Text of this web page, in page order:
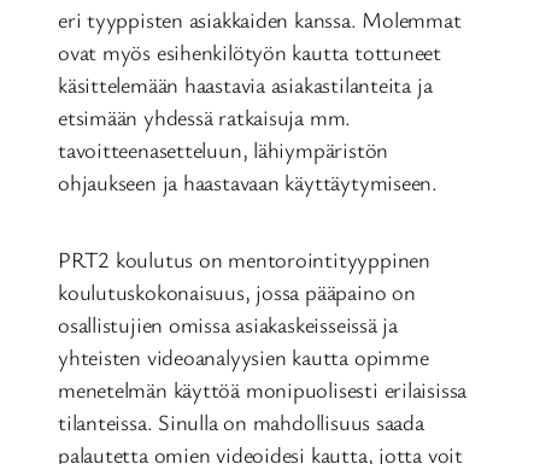
eri tyyppisten asiakkaiden kanssa. Molemmat
ovat myös esihenkilötyön kautta tottuneet
käsittelemään haastavia asiakastilanteita ja
etsimään yhdessä ratkaisuja mm.
tavoitteenasetteluun, lähiympäristön
ohjaukseen ja haastavaan käyttäytymiseen.
PRT2 koulutus on mentorointityyppinen
koulutuskokonaisuus, jossa pääpaino on
osallistujien omissa asiakaskeisseissä ja
yhteisten videoanalyysien kautta opimme
menetelmän käyttöä monipuolisesti erilaisissa
tilanteissa. Sinulla on mahdollisuus saada
palautetta omien videoidesi kautta, jotta voit